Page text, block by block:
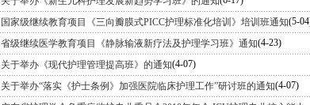
国家级继续教育项目《三向瓣膜式PICC护理标准化培训》培训班通知(5-
省级继续医学教育项目《静脉输液新疗法及护理学习班》通知(4-23)
关于举办《现代护理管理提高班》的通知(4-07)
关于举办“落实《护士条例》加强医院临床护理工作”研讨班的通知(4-07)